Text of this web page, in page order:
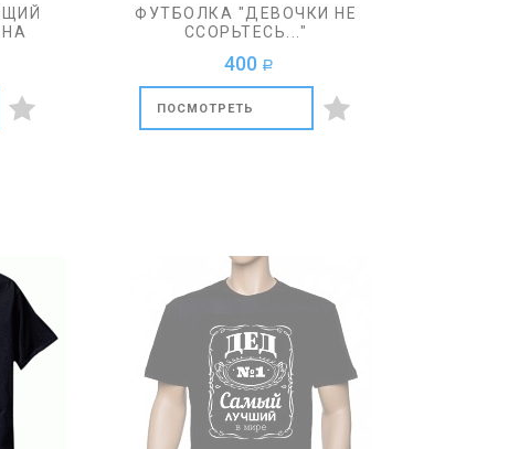
ФУТБОЛКА "ДЕВОЧКИ НЕ
ССОРЬТЕСЬ..."
400 a
ПОСМОТРЕТЬ